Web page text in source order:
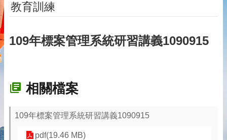
教育訓練
109年標案管理系統研習講義1090915
相關檔案
109年標案管理系統研習講義1090915
pdf(19.46 MB)